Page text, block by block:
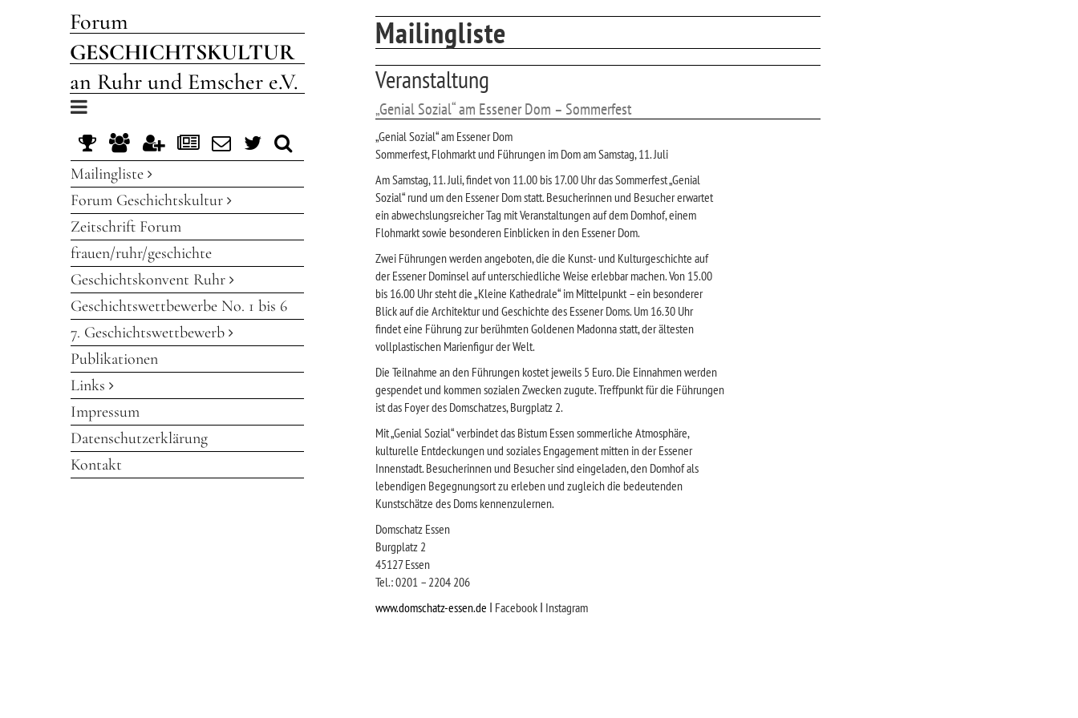
Forum
GESCHICHTSKULTUR
an Ruhr und Emscher e.V.
Toggle
navigation
Mailingliste
Forum Geschichtskultur
Zeitschrift Forum
frauen/ruhr/geschichte
Geschichtskonvent Ruhr
Geschichtswettbewerbe No. 1 bis 6
7. Geschichtswettbewerb
Publikationen
Links
Impressum
Datenschutzerklärung
Kontakt
Mailingliste
Veranstaltung
„Genial Sozial“ am Essener Dom – Sommerfest
„Genial Sozial“ am Essener Dom
Sommerfest, Flohmarkt und Führungen im Dom am Samstag, 11. Juli
Am Samstag, 11. Juli, findet von 11.00 bis 17.00 Uhr das Sommerfest „Genial
Sozial“ rund um den Essener Dom statt. Besucherinnen und Besucher erwartet
ein abwechslungsreicher Tag mit Veranstaltungen auf dem Domhof, einem
Flohmarkt sowie besonderen Einblicken in den Essener Dom.
Zwei Führungen werden angeboten, die die Kunst- und Kulturgeschichte auf
der Essener Dominsel auf unterschiedliche Weise erlebbar machen. Von 15.00
bis 16.00 Uhr steht die „Kleine Kathedrale“ im Mittelpunkt – ein besonderer
Blick auf die Architektur und Geschichte des Essener Doms. Um 16.30 Uhr
findet eine Führung zur berühmten Goldenen Madonna statt, der ältesten
vollplastischen Marienfigur der Welt.
Die Teilnahme an den Führungen kostet jeweils 5 Euro. Die Einnahmen werden
gespendet und kommen sozialen Zwecken zugute. Treffpunkt für die Führungen
ist das Foyer des Domschatzes, Burgplatz 2.
Mit „Genial Sozial“ verbindet das Bistum Essen sommerliche Atmosphäre,
kulturelle Entdeckungen und soziales Engagement mitten in der Essener
Innenstadt. Besucherinnen und Besucher sind eingeladen, den Domhof als
lebendigen Begegnungsort zu erleben und zugleich die bedeutenden
Kunstschätze des Doms kennenzulernen.
Domschatz Essen
Burgplatz 2
45127 Essen
Tel.: 0201 – 2204 206
www.domschatz-essen.de ǀ Facebook ǀ Instagram